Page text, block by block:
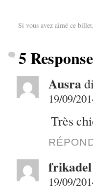
Si vous avez aimé ce
5
Ausra
19/09/
Très
frikadel
19/09/